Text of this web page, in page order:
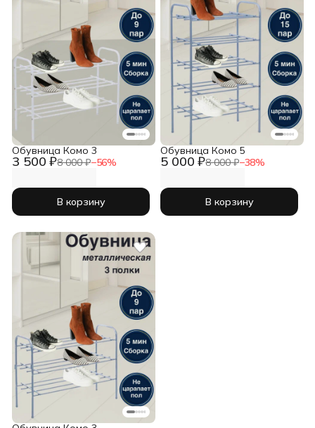
3 500 ₽8 000 ₽−56%
Обувница Комо 3
В корзину
5 000 ₽8 000 ₽−38%
Обувница Комо 5
В корзину